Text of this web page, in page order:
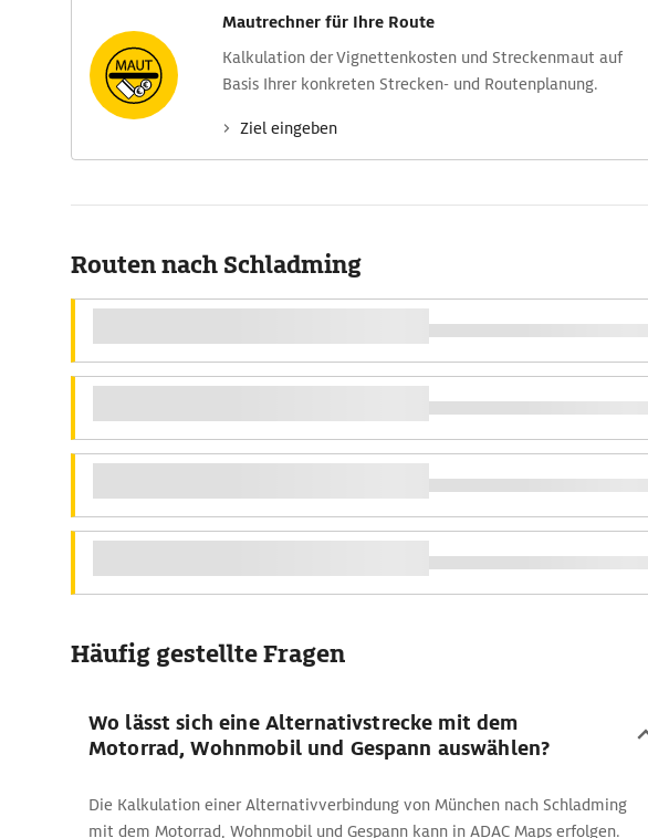
Mautrechner für Ihre Route
Kalkulation der Vignettenkosten und Streckenmaut auf
Basis Ihrer konkreten Strecken- und Routenplanung.
Ziel eingeben
Routen nach Schladming
Häufig gestellte Fragen
Wo lässt sich eine Alternativstrecke mit dem
Motorrad, Wohnmobil und Gespann auswählen?
Die Kalkulation einer Alternativverbindung von München nach Schladming
mit dem Motorrad, Wohnmobil und Gespann kann in ADAC Maps erfolgen.